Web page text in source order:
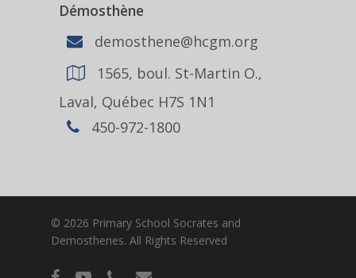
Démosthène
demosthene@hcgm.org
1565, boul. St-Martin O.,
Laval, Québec H7S 1N1
450-972-1800
© 2026 Primary School Socrates and
Demosthenes. All Rights Reserved